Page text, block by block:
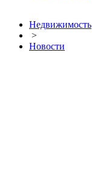
Недвижимость
>
Новости